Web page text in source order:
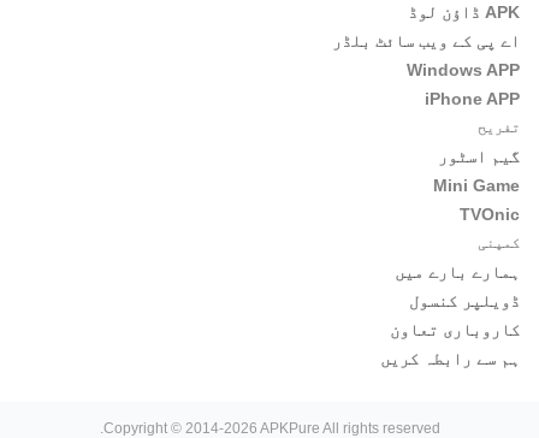
APK ڈاؤن لوڈ
اے پی کے ویب سائٹ بلڈر
Windows APP
iPhone APP
تفریح
گیم اسٹور
Mini Game
TVOnic
کمپنی
ہمارے بارے میں
ڈویلپر کنسول
کاروباری تعاون
ہم سے رابطہ کریں
Copyright © 2014-2026 APKPure All rights reserved.